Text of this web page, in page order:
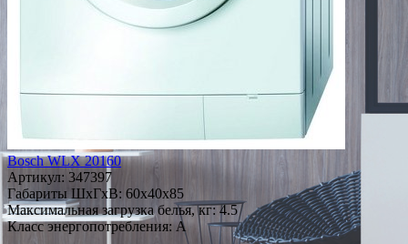
Bosch WLX 20160
Артикул: 347397
Габариты ШxГxВ: 60x40x85
Максимальная загрузка белья, кг: 4.5
Класс энергопотребления: A